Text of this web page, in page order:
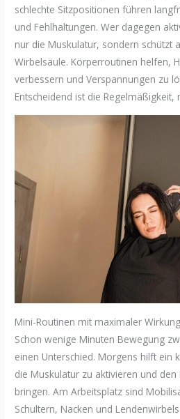
schlechte Sitzpositionen führen
und Fehlhaltungen. Wer dagegen
nur die Muskulatur, sondern schützt
Wirbelsäule. Körperroutinen helfen,
verbessern und Verspannungen zu
Entscheidend ist die Regelmäßigkeit,
Mini-Routinen mit maximaler Wirkung
Schon wenige Minuten Bewegung
einen Unterschied. Morgens hilft ein
die Muskulatur zu aktivieren und den
bringen. Am Arbeitsplatz sind
Schultern, Nacken und